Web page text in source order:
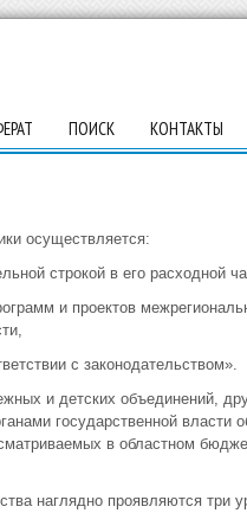
ПОИСК КОНТАКТЫ
осуществляется:
строкой в его расходной
и проектов
с законодательством».
и детских объединений,
государственной власти
в областном
наглядно проявляются три